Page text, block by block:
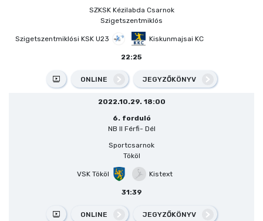
SZKSK Kézilabda Csarnok
Szigetszentmiklós
Szigetszentmiklósi KSK U23 Kiskunmajsai KC
22:25
ONLINE JEGYZŐKÖNYV
2022.10.29. 18:00
6. forduló
NB II Férfi- Dél
Sportcsarnok
Tököl
VSK Tököl Kistext
31:39
ONLINE JEGYZŐKÖNYV